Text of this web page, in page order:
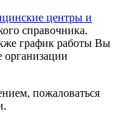
центры и
справочника.
график работы Вы
организации
пожаловаться